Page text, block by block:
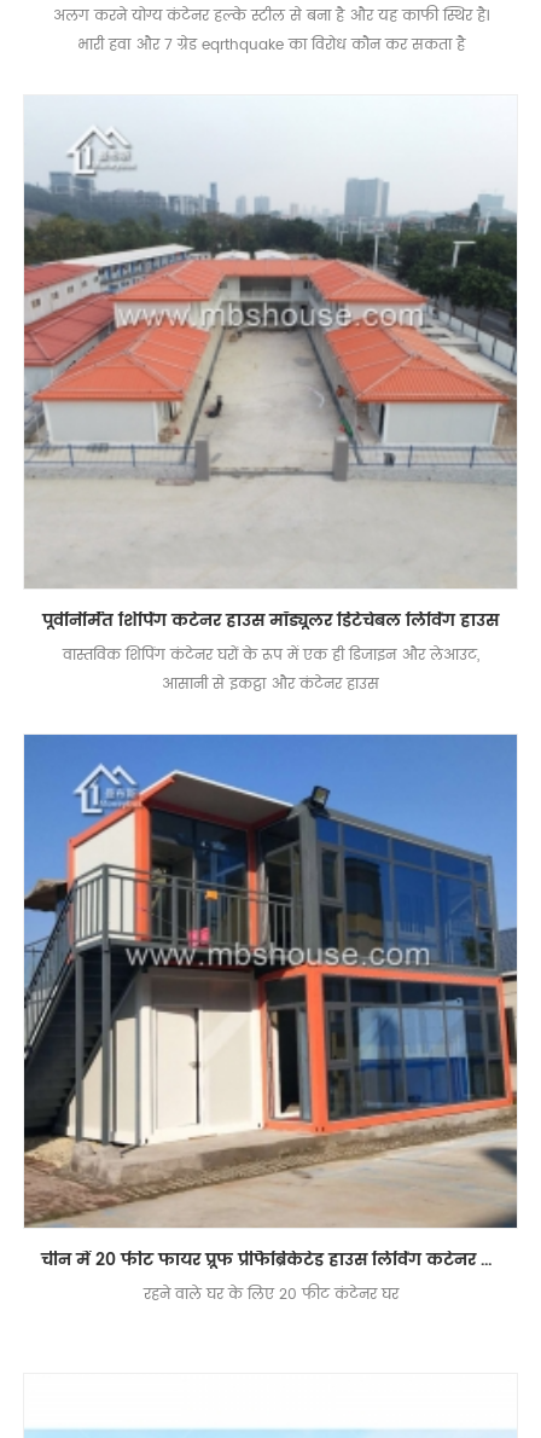
अलग करने योग्य कंटेनर हल्के स्टील से बना है और यह काफी स्थिर है।
भारी हवा और 7 ग्रेड eqrthquake का विरोध कौन कर सकता है
पूर्वनिर्मित शिपिंग कंटेनर हाउस मॉड्यूलर डिटेचेबल लिविंग हाउस
वास्तविक शिपिंग कंटेनर घरों के रूप में एक ही डिजाइन और लेआउट,
आसानी से इकट्ठा और कंटेनर हाउस
चीन में 20 फीट फायर प्रूफ प्रीफैब्रिकेटेड हाउस लिविंग कंटेनर हाउस
रहने वाले घर के लिए 20 फीट कंटेनर घर